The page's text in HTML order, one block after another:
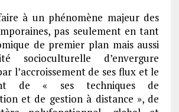
à un phénomène majeur des
pas seulement en tant
de premier plan mais aussi
socioculturelle d’envergure
l’accroissement de ses flux et le
de « ses techniques de
et de gestion à distance », de